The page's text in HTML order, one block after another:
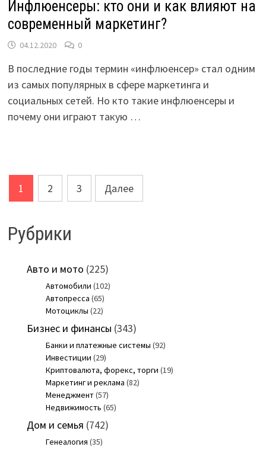
Инфлюенсеры: кто они и как влияют на
современный маркетинг?
04.12.2020 0
В последние годы термин «инфлюенсер» стал одним
из самых популярных в сфере маркетинга и
социальных сетей. Но кто такие инфлюенсеры и
почему они играют такую …
Пагинация
записей
1 2 3 Далее
Рубрики
Авто и мото (225)
Автомобили (102)
Автопресса (65)
Мотоциклы (22)
Бизнес и финансы (343)
Банки и платежные системы (92)
Инвестиции (29)
Криптовалюта, форекс, торги (19)
Маркетинг и реклама (82)
Менеджмент(57)
Недвижимость (65)
Дом и семья (742)
Генеалогия (35)